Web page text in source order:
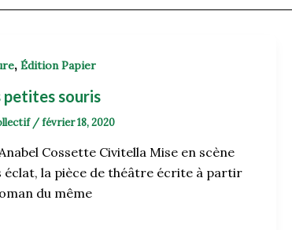
, Édition Papier
petites souris
/février 18, 2020
Cossette Civitella Mise en scène
éclat, la pièce de théâtre écrite à partir
du même